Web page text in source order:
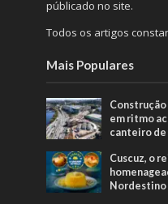
públicado no site.
Todos os artigos
Mais Populares
Construção
em ritmo
canteiro de
Cuscuz, o
Nordestino